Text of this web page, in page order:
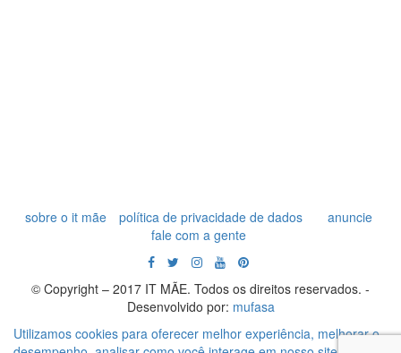
sobre o it mãe política de privacidade de dados
anuncie
fale com a gente
© Copyright – 2017 IT MÃE. Todos os direitos reservados. -
Desenvolvido por: mufasa
Utilizamos cookies para oferecer melhor experiência, melhorar o